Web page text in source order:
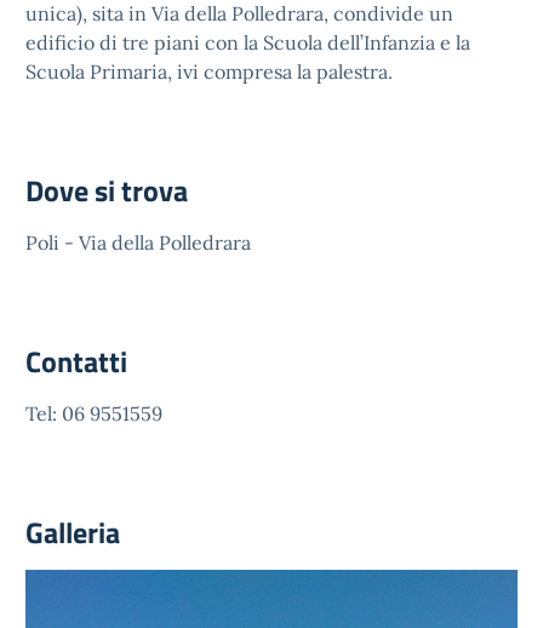
unica), sita in Via della Polledrara, condivide un
edificio di tre piani con la Scuola dell’Infanzia e la
Scuola Primaria, ivi compresa la palestra.
Dove si trova
Poli - Via della Polledrara
Contatti
Tel: 06 9551559
Galleria